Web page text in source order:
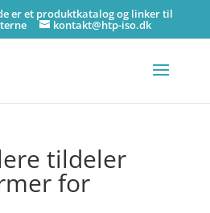
er et produktkatalog og linker til
kontakt@htp-iso.dk
tildeler
for